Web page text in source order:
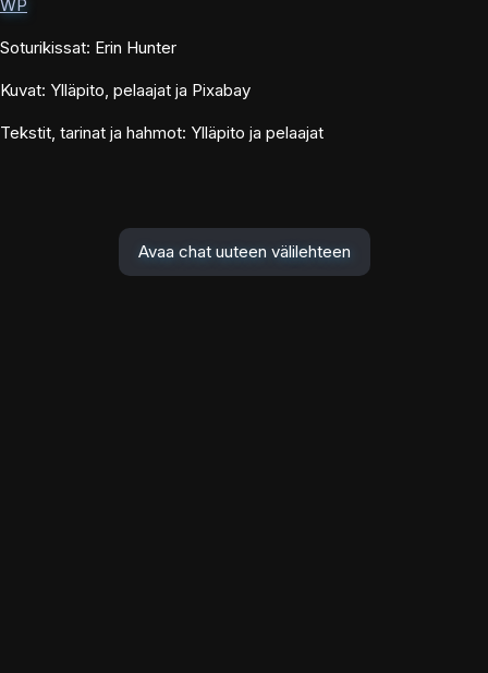
WP
Soturikissat: Erin Hunter
Kuvat: Ylläpito, pelaajat ja Pixabay
Tekstit, tarinat ja hahmot: Ylläpito ja pelaajat
Avaa chat uuteen välilehteen